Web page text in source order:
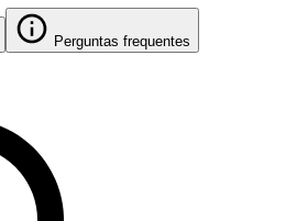
Perguntas frequentes